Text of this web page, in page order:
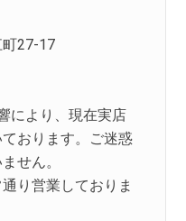
27-17
により、現在実店
おります。ご迷惑
せん。
り営業しておりま